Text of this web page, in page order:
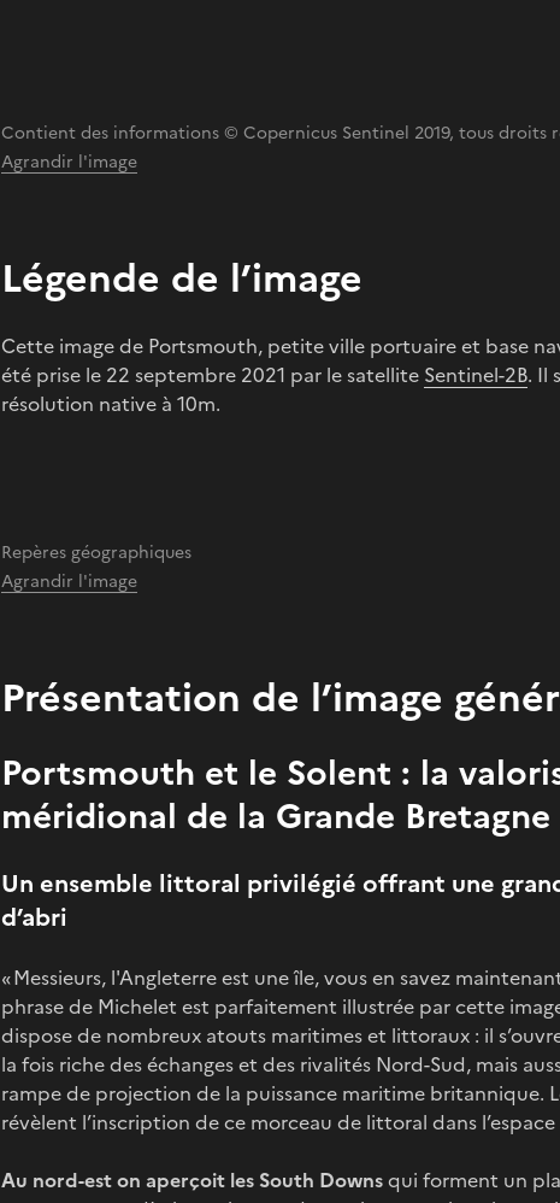
Contient des informations © Copernicus Sentinel 2019, tous droits
Agrandir l'image
Légende de l’image
Cette image de Portsmouth, petite ville portuaire et base
été prise le 22 septembre 2021 par le satellite Sentinel-2B. Il
résolution native à 10m.
Repères géographiques
Agrandir l'image
Présentation de l’image
Portsmouth et le Solent : la
méridional de la Grande Bretagne
Un ensemble littoral privilégié offrant une
d’abri
« Messieurs, l'Angleterre est une île, vous en savez
phrase de Michelet est parfaitement illustrée par cette
dispose de nombreux atouts maritimes et littoraux : il
la fois riche des échanges et des rivalités Nord-Sud, mais
rampe de projection de la puissance maritime britannique.
révèlent l’inscription de ce morceau de littoral dans
Au nord-est on aperçoit les South Downsqui forment un